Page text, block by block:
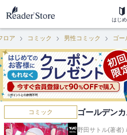
はじ
ロア コミック 男性コミック ゴー
コミック ゴールデン
野田サトル(著者) /